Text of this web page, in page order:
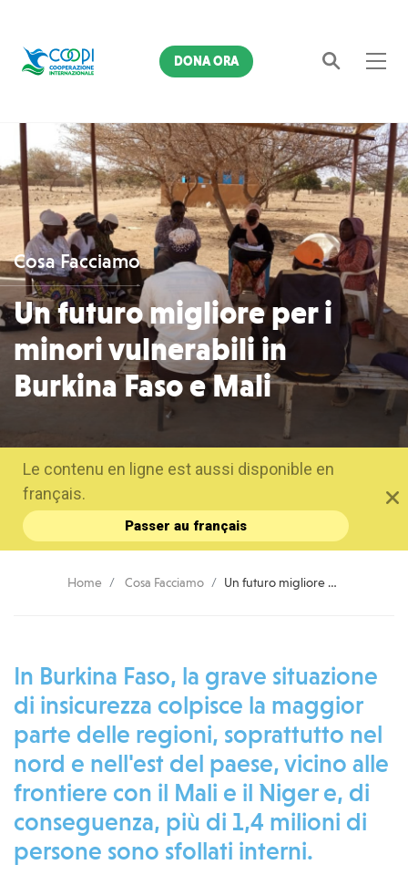
Cerca
DONA ORA
Cosa Facciamo
Un futuro migliore per i
minori vulnerabili in
Burkina Faso e Mali
Le contenu en ligne est aussi disponible en
français.
Passer au français
Home Cosa Facciamo Un futuro migliore per i minori vulnerabili in Burkina Faso e Mali
In Burkina Faso, la grave situazione
di insicurezza colpisce la maggior
parte delle regioni, soprattutto nel
nord e nell'est del paese, vicino alle
frontiere con il Mali e il Niger e, di
conseguenza, più di 1,4 milioni di
persone sono sfollati interni.